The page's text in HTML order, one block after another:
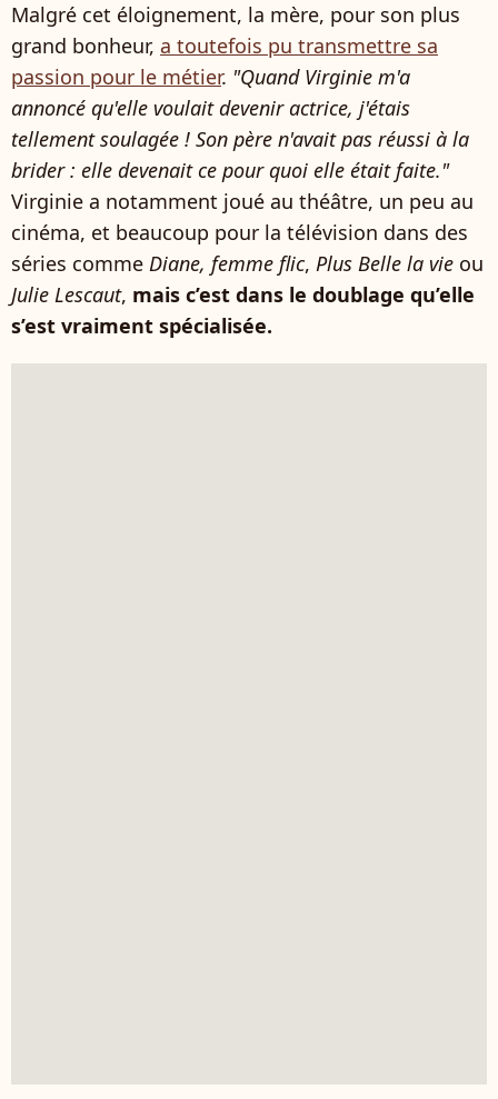
Malgré cet éloignement, la mère, pour son plus
grand bonheur, a toutefois pu transmettre sa
passion pour le métier. "Quand Virginie m'a
annoncé qu'elle voulait devenir actrice, j'étais
tellement soulagée ! Son père n'avait pas réussi à la
brider : elle devenait ce pour quoi elle était faite."
Virginie a notamment joué au théâtre, un peu au
cinéma, et beaucoup pour la télévision dans des
séries comme Diane, femme flic, Plus Belle la vie ou
Julie Lescaut, mais c’est dans le doublage qu’elle
s’est vraiment spécialisée.